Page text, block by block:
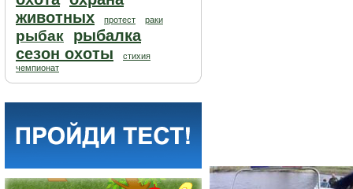
животных
протест раки
рыбак
рыбалка
сезон охоты
стихия
чемпионат